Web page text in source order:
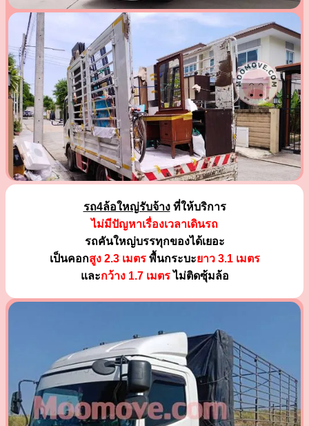
รถ4ล้อใหญ่รับจ้างที่ให้บริการ
ไม่มีปัญหาเรื่องเวลาเดินรถ
รถคันใหญ่บรรทุกของได้เยอะ
เป็นคอกสูง 2.3 เมตรพื้นกระบะยาว 3.1 เมตร
และกว้าง 1.7 เมตรไม่ติดซุ้มล้อ